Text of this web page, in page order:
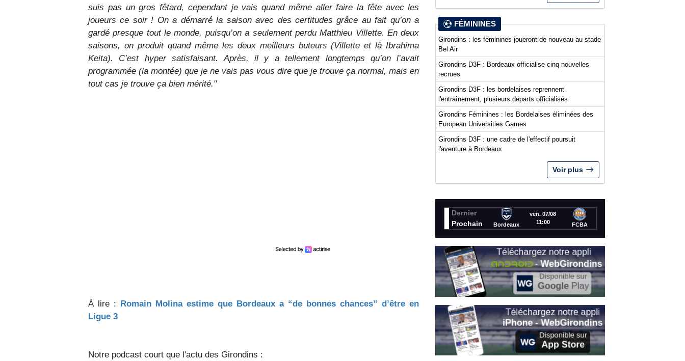
suis pas un gros fêtard, cependant je vais quand même aller faire la fête avec les
joueurs ce soir ! On a démarré la saison avec des certitudes grâce au fait qu’on a
gardé presque tout le monde, puisqu’on a seulement perdu Matthieu Villette. En deux
saisons, on produit quand même les deux meilleurs buteurs (Villette et là Ibrahima
Keita). C’est hyper satisfaisant. Après, il y a tellement longtemps qu’on l’avait
programmée (la montée) que je ne vais pas vous dire que je trouve ça normal, mais en
tout cas je trouve ça bien mérité."
À lire : Romain Molina estime que Bordeaux a “de bonnes chances” d’être en
Ligue 3
Notre podcast court que l'actu des Girondins :
FÉMININES
Girondins : les féminines joueront de nouveau au stade
Bel Air
Girondins D3F : Bordeaux officialise cinq nouvelles
recrues
Girondins D3F : les bordelaises reprennent
l'entraînement, plusieurs départs officialisés
Girondins Féminines : les Bordelaises éliminées des
European Universities Games
Girondins D3F : une cadre de l'effectif poursuit
l'aventure à Bordeaux
Voir plus
Dernier
Prochain
Bordeaux
ven. 07/08
11:00
FCBA